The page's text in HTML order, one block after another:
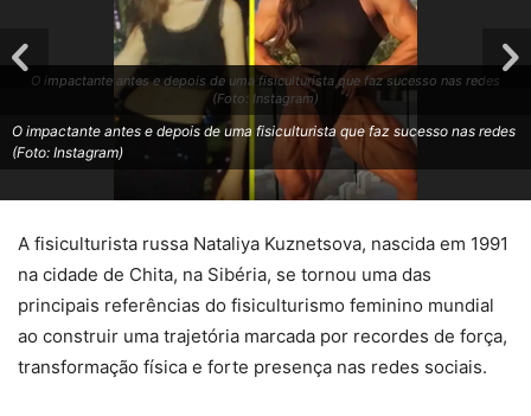
O impactante antes e depois de uma fisiculturista que faz sucesso nas redes
(Foto: Instagram)
O impactante antes e depois de uma fisiculturista que faz sucesso nas redes
(Foto: Instagram)
A fisiculturista russa Nataliya Kuznetsova, nascida em 1991
na cidade de Chita, na Sibéria, se tornou uma das
principais referências do fisiculturismo feminino mundial
ao construir uma trajetória marcada por recordes de força,
transformação física e forte presença nas redes sociais.